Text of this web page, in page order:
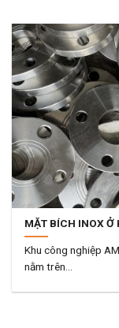
MẶT BÍCH INOX Ở
Khu công nghiệp
nằm trên...